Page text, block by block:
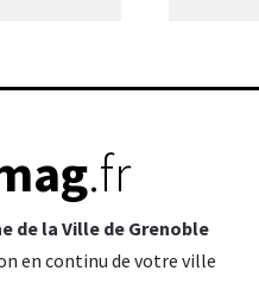
.fr
de la Ville de Grenoble
en continu de votre ville